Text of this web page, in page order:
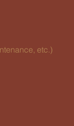
etc.)